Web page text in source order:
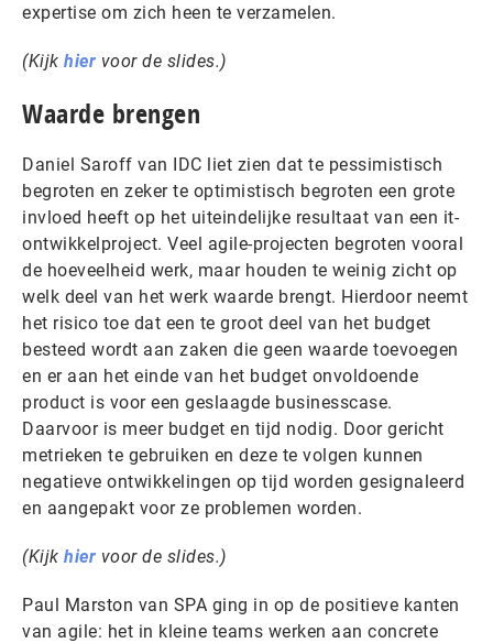
expertise om zich heen te verzamelen.
(Kijk hier voor de slides.)
Waarde brengen
Daniel Saroff van IDC liet zien dat te pessimistisch
begroten en zeker te optimistisch begroten een grote
invloed heeft op het uiteindelijke resultaat van een it-
ontwikkelproject. Veel agile-projecten begroten vooral
de hoeveelheid werk, maar houden te weinig zicht op
welk deel van het werk waarde brengt. Hierdoor neemt
het risico toe dat een te groot deel van het budget
besteed wordt aan zaken die geen waarde toevoegen
en er aan het einde van het budget onvoldoende
product is voor een geslaagde businesscase.
Daarvoor is meer budget en tijd nodig. Door gericht
metrieken te gebruiken en deze te volgen kunnen
negatieve ontwikkelingen op tijd worden gesignaleerd
en aangepakt voor ze problemen worden.
(Kijk hier voor de slides.)
Paul Marston van SPA ging in op de positieve kanten
van agile: het in kleine teams werken aan concrete